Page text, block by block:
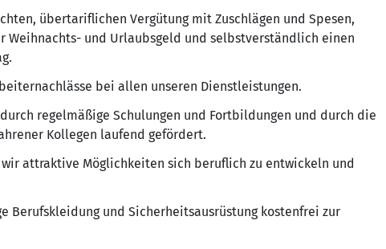
übertariflichen Vergütung mit Zuschlägen und Spesen,
Weihnachts- und Urlaubsgeld und selbstverständlich einen
bei allen unseren Dienstleistungen.
regelmäßige Schulungen und Fortbildungen und durch die
Kollegen laufend gefördert.
attraktive Möglichkeiten sich beruflich zu entwickeln und
Berufskleidung und Sicherheitsausrüstung kostenfrei zur